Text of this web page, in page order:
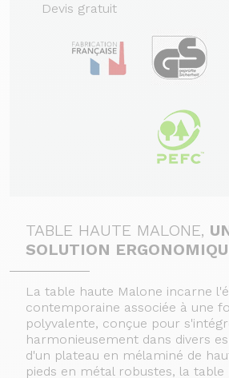
Devis gratuit
TABLE HAUTE MALONE,
SOLUTION
La table haute Malone incarne
contemporaine associée à une
polyvalente, conçue pour
harmonieusement dans divers
d'un plateau en mélaminé de
pieds en métal robustes, la table